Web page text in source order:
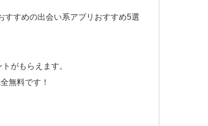
すすめの出会い系アプリおすすめ5選
がもらえます。
無料です！